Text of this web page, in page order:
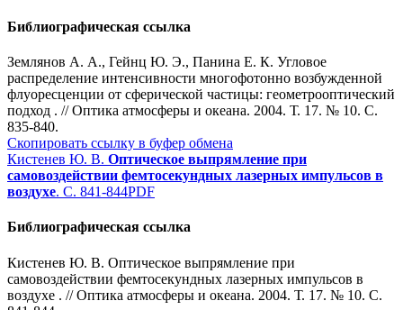
Библиографическая ссылка
Землянов А. А., Гейнц Ю. Э., Панина Е. К. Угловое
распределение интенсивности многофотонно возбужденной
флуоресценции от сферической частицы: геометрооптический
подход . // Оптика атмосферы и океана. 2004. Т. 17. № 10. С.
835-840.
Скопировать ссылку в буфер обмена
Кистенев Ю. В. Оптическое выпрямление при
самовоздействии фемтосекундных лазерных импульсов в
воздухе. С. 841-844PDF
Библиографическая ссылка
Кистенев Ю. В. Оптическое выпрямление при
самовоздействии фемтосекундных лазерных импульсов в
воздухе . // Оптика атмосферы и океана. 2004. Т. 17. № 10. С.